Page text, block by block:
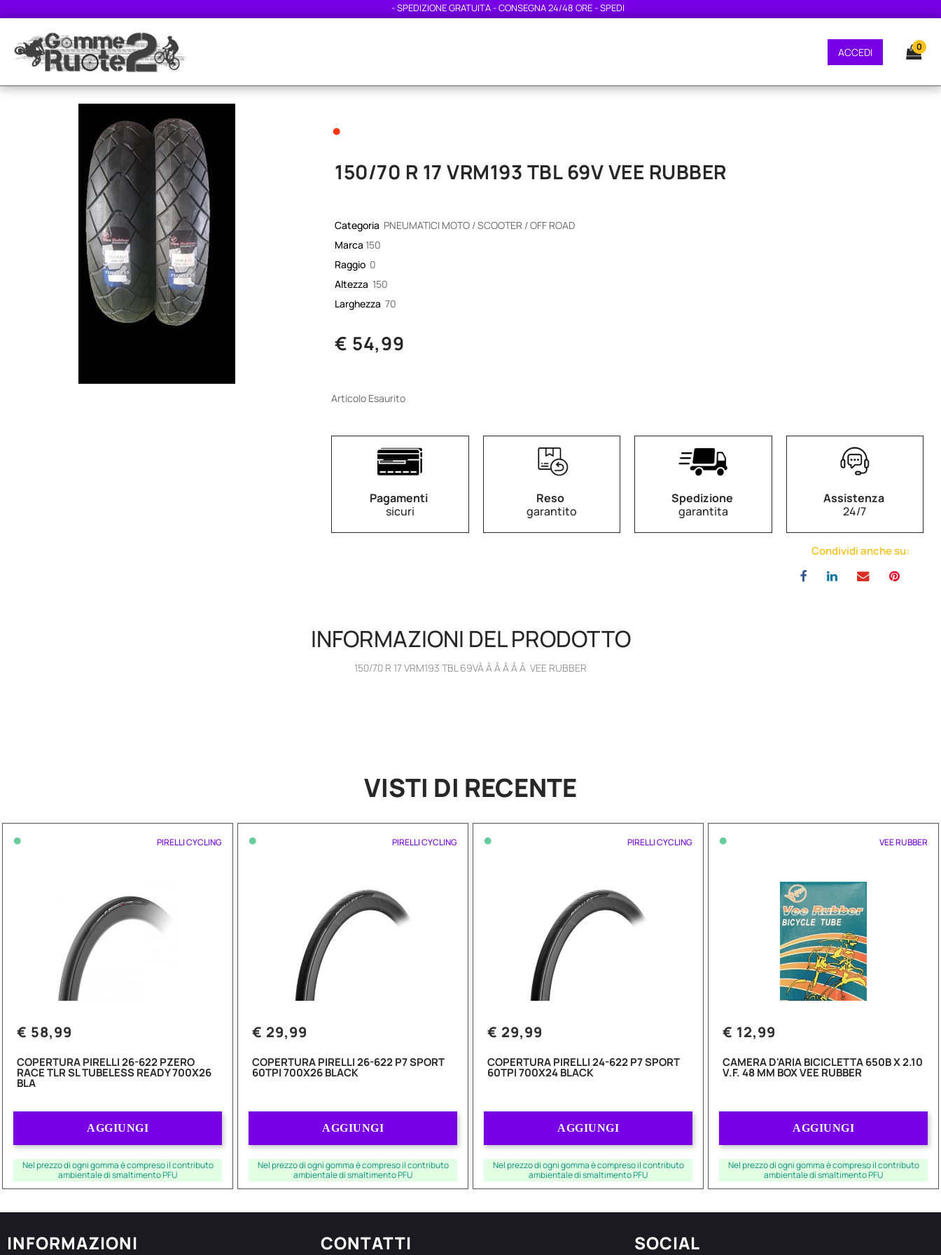
- SPEDIZIONE GRATUITA - CONSEGNA 24/48 ORE - SPEDIZIONE GRATUITA - CONSEGNA 24/48 ORE - SPEDIZIONE GRATUITA -
ACCEDI 0
•
150/70 R 17 VRM193 TBL 69V VEE RUBBER
Categoria PNEUMATICI MOTO / SCOOTER / OFF ROAD
Marca 150
Raggio 0
Altezza 150
Larghezza 70
€ 54,99
Articolo Esaurito
Pagamenti
sicuri
Reso
garantito
Spedizione
garantita
Assistenza
24/7
Condividi anche su:
INFORMAZIONI DEL PRODOTTO
150/70 R 17 VRM193 TBL 69VÂ Â Â Â Â Â VEE RUBBER
VISTI DI RECENTE
• PIRELLI CYCLING
€ 58,99
COPERTURA PIRELLI 26-622 PZERO
RACE TLR SL TUBELESS READY 700X26
BLA
AGGIUNGI
Nel prezzo di ogni gomma è compreso il contributo
ambientale di smaltimento PFU
• PIRELLI CYCLING
€ 29,99
COPERTURA PIRELLI 26-622 P7 SPORT
60TPI 700X26 BLACK
AGGIUNGI
Nel prezzo di ogni gomma è compreso il contributo
ambientale di smaltimento PFU
• PIRELLI CYCLING
€ 29,99
COPERTURA PIRELLI 24-622 P7 SPORT
60TPI 700X24 BLACK
AGGIUNGI
Nel prezzo di ogni gomma è compreso il contributo
ambientale di smaltimento PFU
• VEE RUBBER
€ 12,99
CAMERA D'ARIA BICICLETTA 650B X 2.10
V.F. 48 MM BOX VEE RUBBER
AGGIUNGI
Nel prezzo di ogni gomma è compreso il contributo
ambientale di smaltimento PFU
INFORMAZIONI CONTATTI SOCIAL